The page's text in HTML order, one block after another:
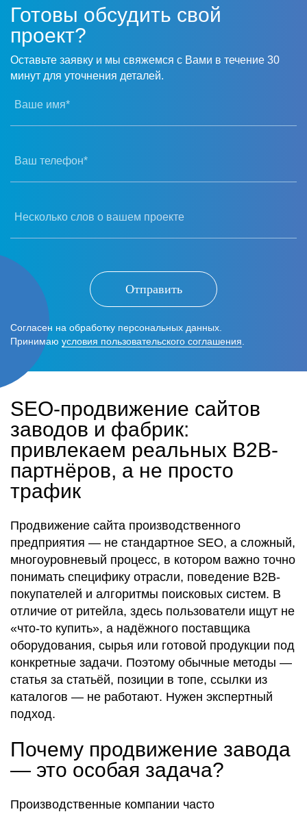
Готовы обсудить свой
проект?
Оставьте заявку и мы свяжемся с Вами в течение 30
минут для уточнения деталей.
Ваше имя*
Ваш телефон*
Несколько слов о вашем проекте
Отправить
Согласен на обработку персональных данных.
Принимаю условия пользовательского соглашения
SEO-продвижение сайтов
заводов и фабрик:
привлекаем реальных B2B-
партнёров, а не просто
трафик
Продвижение сайта производственного
предприятия — не стандартное SEO, а сложный,
многоуровневый процесс, в котором важно точно
понимать специфику отрасли, поведение B2B-
покупателей и алгоритмы поисковых систем. В
отличие от ритейла, здесь пользователи ищут не
«что-то купить», а надёжного поставщика
оборудования, сырья или готовой продукции под
конкретные задачи. Поэтому обычные методы —
статья за статьёй, позиции в топе, ссылки из
каталогов — не работают. Нужен экспертный
подход.
Почему продвижение завода
— это особая задача?
Производственные компании часто